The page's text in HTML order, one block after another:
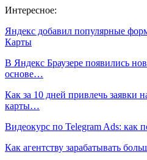
Интересное:
Яндекс добавил популярные
Карты
В Яндекс Браузере появились
основе…
Как за 10 дней привлечь заявки
карты…
Видеокурс по Telegram Ads:
Как агентству зарабатывать